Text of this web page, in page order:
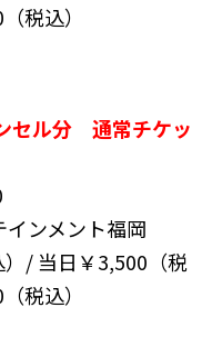
税込）
セル分 通常チケッ
ンメント福岡
/ 当日￥3,500（税
税込）